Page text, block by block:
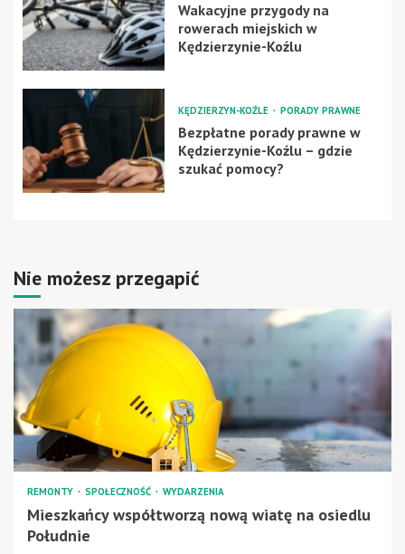
Wakacyjne przygody na
rowerach miejskich w
Kędzierzynie-Koźlu
KĘDZIERZYN-KOŹLE PORADY PRAWNE
Bezpłatne porady prawne w
Kędzierzynie-Koźlu – gdzie
szukać pomocy?
Nie możesz przegapić
REMONTY SPOŁECZNOŚĆ WYDARZENIA
Mieszkańcy współtworzą nową wiatę na osiedlu
Południe